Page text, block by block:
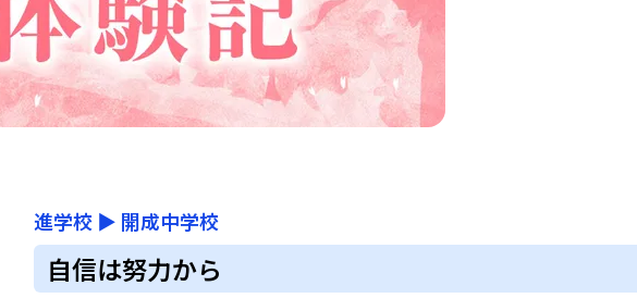
進学校 ▶ 開成中学校
自信は努力から